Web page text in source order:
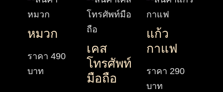
หมวก
ราคา 490
บาท
เคส
โทรศัพท์
มือถือ
แก้ว
กาแฟ
ราคา 290
บาท